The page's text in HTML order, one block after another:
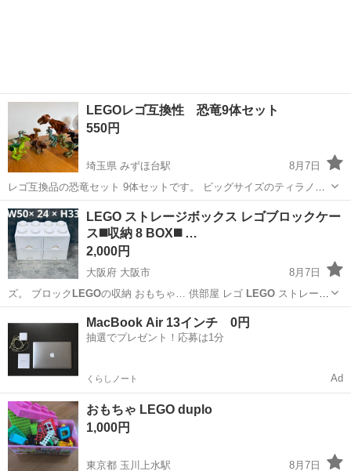
LEGOレゴ互換性 恐竜9体セット
550円
埼玉県 みずほ台駅
8月7日
レゴ互換品の恐竜セット 9体セットです。 ビッグサイズのティラノサ
ウルスなど含む、魅力的なセットです！ こちらの商品はレゴ互換ブロ
ックです。（レゴの商品ではございません。） 頭、手、脚、しっぽな
どが細かく可動します！ ...
埼玉 富士見市 みずほ台駅 おもちゃ
LEGO ストレージボックス レゴブロックケー
ス◼️収納 8 BOX◼️ …
2,000円
大阪府 大阪市
8月7日
ズ。 ブロック LEGOの収納 おもちゃ… 供部屋 レゴ LEGOストレージ
ボ…
大阪市 収納家具 LEGO
MacBook Air 13インチ 0円
抽選でプレゼント！応募は1分
くらしノート Ad
おもちゃ LEGO duplo
1,000円
東京都 玉川上水駅
8月7日